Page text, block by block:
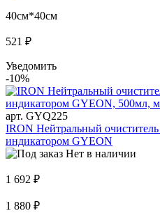
40см*40см
521 ₽
Уведомить
-10%
арт. GYQ225
IRON Нейтральный
индикатором GYEON
Нет в наличии
1 692 ₽
1 880 ₽